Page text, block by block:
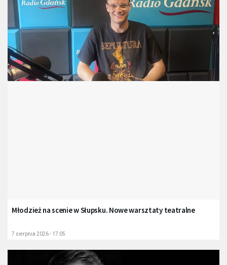
Młodzież na scenie w Słupsku. Nowe warsztaty teatralne
7 sierpnia 2026 - 17:05